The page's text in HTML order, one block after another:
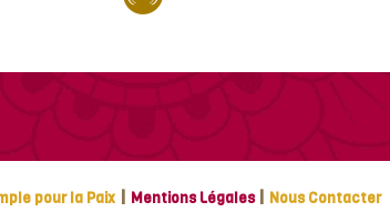
pour la Paix | Mentions Légales | Nous Contacter